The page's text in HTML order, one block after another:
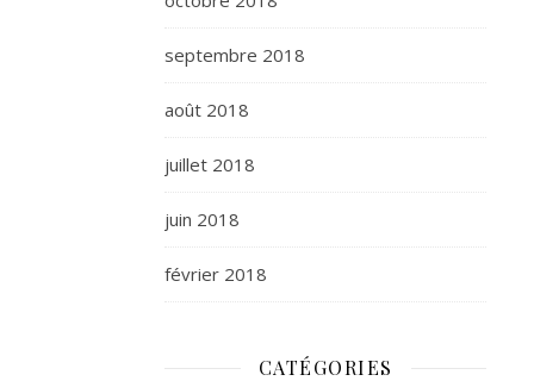
septembre 2018
août 2018
juillet 2018
juin 2018
février 2018
CATÉGORIES